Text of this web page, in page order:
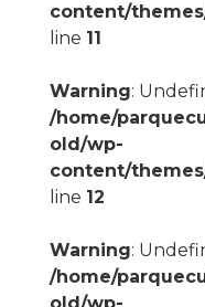
content/
line 11
Warning:
/home/
old/wp-
content/
line 12
Warning:
/home/